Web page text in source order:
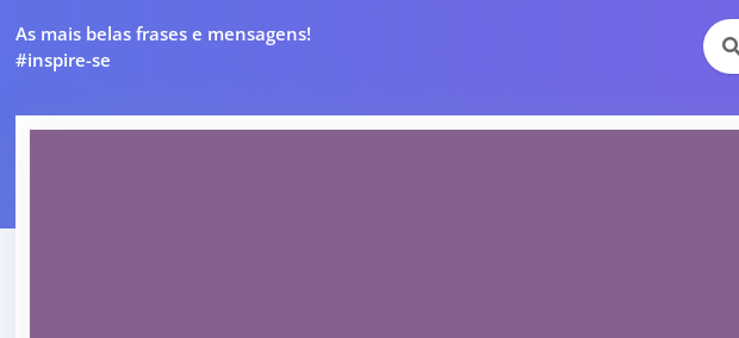
As mais belas frases e mensagens!
#inspire-se